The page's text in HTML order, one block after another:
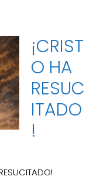
¡CRIST
O HA
RESUC
ITADO
!